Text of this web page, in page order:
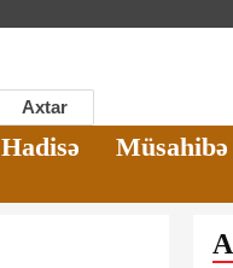
Axtar
Hadisə Müsahibə